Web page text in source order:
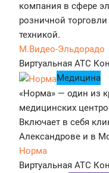
компания в сфере
розничной
техникой.
М.Видео-Эльдорадо
Виртуальная АТС
Медицина
«Норма» — один из
медицинских
Включает в себя
Александрове и в
Норма
Виртуальная АТС